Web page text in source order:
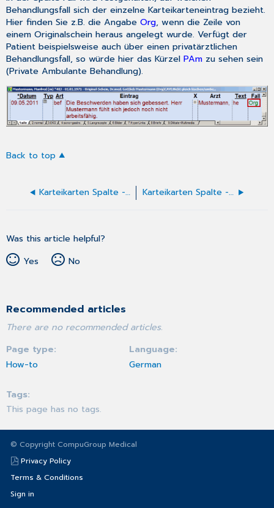
Behandlungsfall sich der einzelne Karteikarteneintrag bezieht.
Hier finden Sie z.B. die AngabeOrg, wenn die Zeile von
einem Originalschein heraus angelegt wurde. Verfügt der
Patient beispielsweise auch über einen privatärztlichen
Behandlungsfall, so würde hier das KürzelPAm zu sehen sein
(Private Ambulante Behandlung).
Back to top
Karteikarten Spalte - Eintragsspalte Karteikarten Spalte - Spaltentypen-Übersicht
Was this article helpful?
Yes
No
Recommended articles
There are no recommended articles.
Page type
How-to
Language
German
Tags
This page has no tags.
© Copyright CompuGroup Medical
Privacy Policy
Terms & Conditions
Sign in